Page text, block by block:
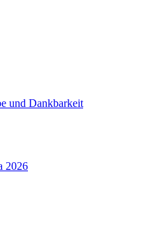
und Dankbarkeit
2026